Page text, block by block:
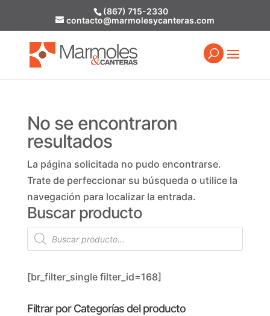
(867) 715-2330
contacto@marmolesycanteras.com
No se encontraron
resultados
La página solicitada no pudo encontrarse.
Trate de perfeccionar su búsqueda o utilice la
navegación para localizar la entrada.
Buscar producto
Búsqueda
de
productos
[br_filter_single filter_id=168]
Filtrar por Categorías del producto